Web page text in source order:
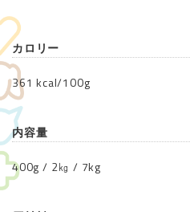
カロリー
361 kcal/100g
内容量
400g / 2㎏ / 7kg